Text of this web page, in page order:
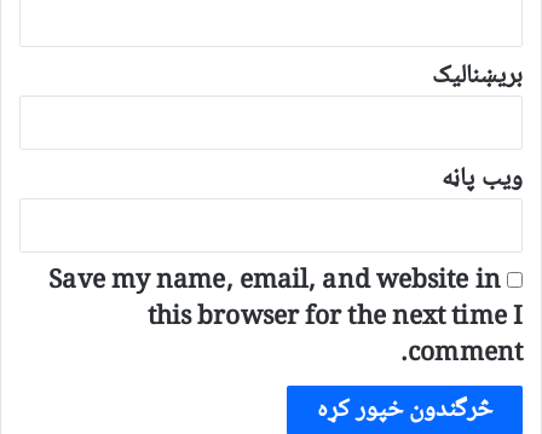
بریښنالیک
ویب پاڼه
Save my name, email, and website in
this browser for the next time I
comment.